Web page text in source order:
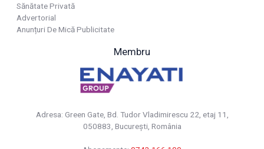
Sănătate Privată
Advertorial
Anunțuri De Mică Publicitate
Membru
Adresa: Green Gate, Bd. Tudor Vladimirescu 22, etaj 11,
050883, Bucureşti, România